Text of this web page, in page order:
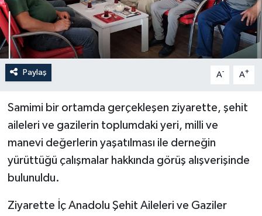
Paylaş A- A+
Samimi bir ortamda gerçekleşen ziyarette, şehit
aileleri ve gazilerin toplumdaki yeri, milli ve
manevi değerlerin yaşatılması ile derneğin
yürüttüğü çalışmalar hakkında görüş alışverişinde
bulunuldu.
Ziyarette İç Anadolu Şehit Aileleri ve Gaziler